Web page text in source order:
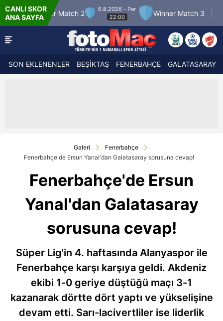
CANLI SKOR
ANA SAYFA
2
6.8.2026 - Per
22:00
Winner Match 3 Boluspor
SON EKLENENLER BEŞİKTAŞ FENERBAHÇE GALATASARAY
Galeri
Fenerbahçe
Fenerbahçe'de Ersun Yanal'dan Galatasaray sorusuna cevap!
Fenerbahçe'de Ersun
Yanal'dan Galatasaray
sorusuna cevap!
Süper Lig'in 4. haftasında Alanyaspor ile
Fenerbahçe karşı karşıya geldi. Akdeniz
ekibi 1-0 geriye düştüğü maçı 3-1
kazanarak dörtte dört yaptı ve yükselişine
devam etti. Sarı-lacivertliler ise liderlik